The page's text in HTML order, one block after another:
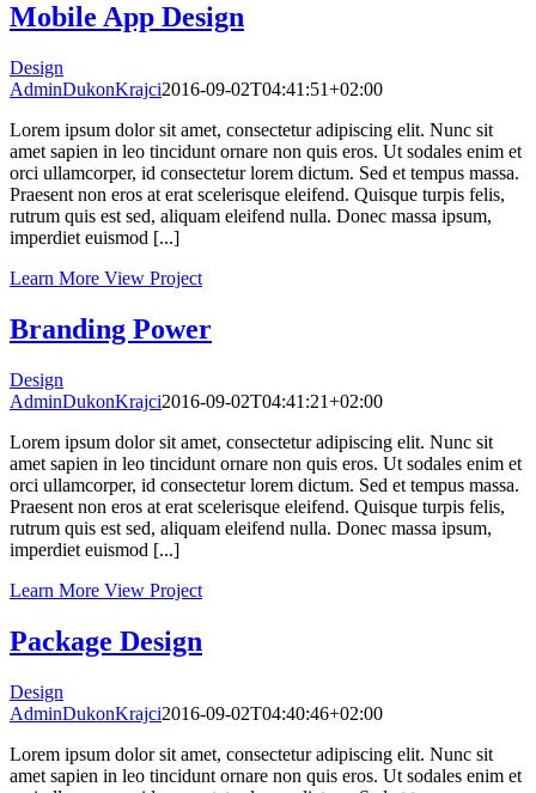
Mobile App Design
Design
AdminDukonKrajci2016-09-02T04:41:51+02:00
Lorem ipsum dolor sit amet, consectetur adipiscing elit. Nunc sit
amet sapien in leo tincidunt ornare non quis eros. Ut sodales enim et
orci ullamcorper, id consectetur lorem dictum. Sed et tempus massa.
Praesent non eros at erat scelerisque eleifend. Quisque turpis felis,
rutrum quis est sed, aliquam eleifend nulla. Donec massa ipsum,
imperdiet euismod [...]
Learn More View Project
Branding Power
Design
AdminDukonKrajci2016-09-02T04:41:21+02:00
Lorem ipsum dolor sit amet, consectetur adipiscing elit. Nunc sit
amet sapien in leo tincidunt ornare non quis eros. Ut sodales enim et
orci ullamcorper, id consectetur lorem dictum. Sed et tempus massa.
Praesent non eros at erat scelerisque eleifend. Quisque turpis felis,
rutrum quis est sed, aliquam eleifend nulla. Donec massa ipsum,
imperdiet euismod [...]
Learn More View Project
Package Design
Design
AdminDukonKrajci2016-09-02T04:40:46+02:00
Lorem ipsum dolor sit amet, consectetur adipiscing elit. Nunc sit
amet sapien in leo tincidunt ornare non quis eros. Ut sodales enim et